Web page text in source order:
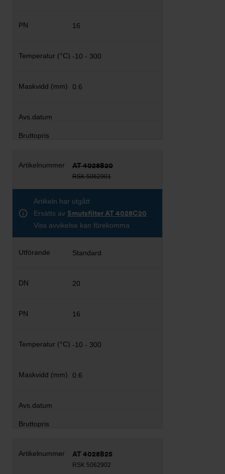
16
-10 - 300
0.6
AT 4028B20
RSK 5062901
Artikeln har utgått
Ersätts av Smutsfilter AT 4028C20
Viss avvikelse kan förekomma
Standard
20
16
-10 - 300
0.6
AT 4028B25
RSK 5062902